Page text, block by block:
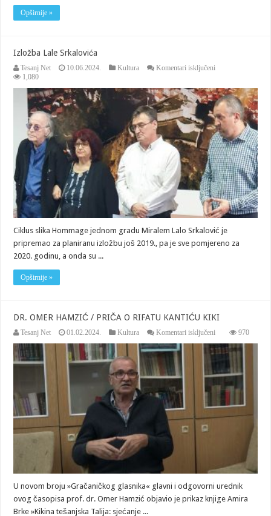
Opširnije »
Izložba Lale Srkalovića
Tesanj Net 10.06.2024. Kultura Komentari isključeni
Srkalovića
1,080
Ciklus slika Hommage jednom gradu Miralem Lalo Srkalović je
pripremao za planiranu izložbu još 2019., pa je sve pomjereno za
2020. godinu, a onda su ...
Opširnije »
DR. OMER HAMZIĆ / PRIČA O RIFATU KANTIĆU KIKI
Tesanj Net 01.02.2024. Kultura Komentari isključeni
OMER
HAMZIĆ
PRIČA
O
KANTIĆU
970
U novom broju »Gračaničkog glasnika« glavni i odgovorni urednik
ovog časopisa prof. dr. Omer Hamzić objavio je prikaz knjige Amira
Brke »Kikina tešanjska Talija: sjećanje ...